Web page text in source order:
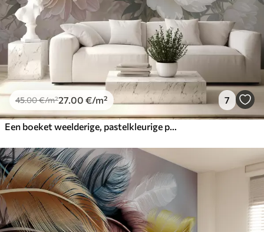
45.00€/m²27 .00 €/m² 7